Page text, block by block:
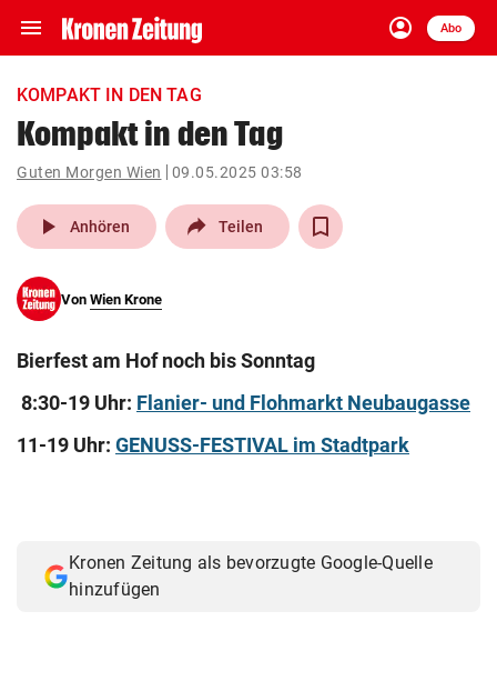
menu Navigation
ein-/ausklappen
account_circle
Anmelden
Abo
close Schließen
account_circle Anmelden
pin_drop
arrow_right
bookmark Merkliste
eingeben
KOMPAKT IN DEN TAG
Kompakt in den Tag
Guten Morgen Wien 09.05.2025 03:58
play_arrow Anhören Teilen
Von Wien Krone
Bierfest am Hof noch bis Sonntag
8:30-19 Uhr: Flanier- und Flohmarkt Neubaugasse
11-19 Uhr: GENUSS-FESTIVAL im Stadtpark
Kronen Zeitung als bevorzugte Google-Quelle
hinzufügen